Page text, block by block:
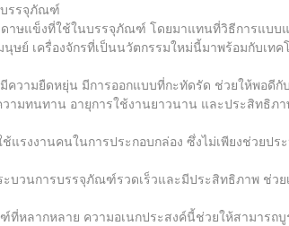
บรรจุภัณฑ์
ดาษแข็งที่ใช้ในบรรจุภัณฑ์ โดยมาแทนที่วิธีการแบบ
ษย์ เครื่องจักรที่เป็นนวัตกรรมใหม่นี้มาพร้อมกับเทค
ความยืดหยุ่น มีการออกแบบที่กะทัดรัด ช่วยให้พอดีกั
ามทนทาน อายุการใช้งานยาวนาน และประสิทธิภา
รงงานคนในการประกอบกล่อง ซึ่งไม่เพียงช่วยปร
ะบวนการบรรจุภัณฑ์รวดเร็วและมีประสิทธิภาพ ช่วย
ที่หลากหลาย ความอเนกประสงค์นี้ช่วยให้สามารถ